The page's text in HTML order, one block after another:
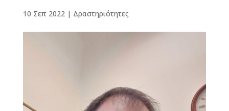
10 Σεπ 2022| Δραστηριότητες